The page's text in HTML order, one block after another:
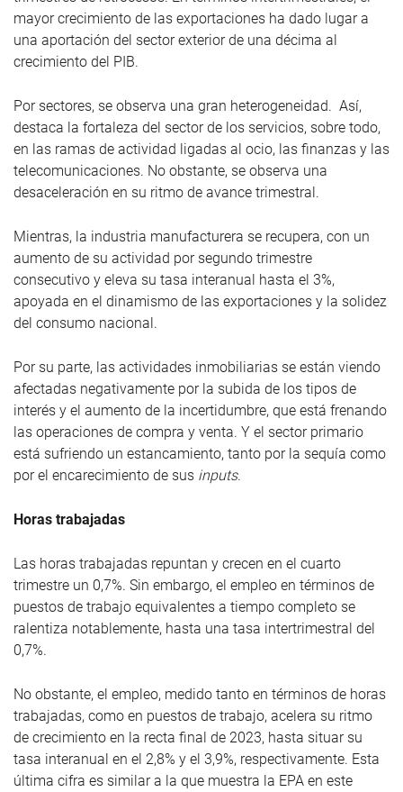
mayor crecimiento de las exportaciones ha dado lugar a
una aportación del sector exterior de una décima al
crecimiento del PIB.
Por sectores, se observa una gran heterogeneidad. Así,
destaca la fortaleza del sector de los servicios, sobre todo,
en las ramas de actividad ligadas al ocio, las finanzas y las
telecomunicaciones. No obstante, se observa una
desaceleración en su ritmo de avance trimestral.
Mientras, la industria manufacturera se recupera, con un
aumento de su actividad por segundo trimestre
consecutivo y eleva su tasa interanual hasta el 3%,
apoyada en el dinamismo de las exportaciones y la solidez
del consumo nacional.
Por su parte, las actividades inmobiliarias se están viendo
afectadas negativamente por la subida de los tipos de
interés y el aumento de la incertidumbre, que está frenando
las operaciones de compra y venta. Y el sector primario
está sufriendo un estancamiento, tanto por la sequía como
por el encarecimiento de sus inputs.
Horas trabajadas
Las horas trabajadas repuntan y crecen en el cuarto
trimestre un 0,7%. Sin embargo, el empleo en términos de
puestos de trabajo equivalentes a tiempo completo se
ralentiza notablemente, hasta una tasa intertrimestral del
0,7%.
No obstante, el empleo, medido tanto en términos de horas
trabajadas, como en puestos de trabajo, acelera su ritmo
de crecimiento en la recta final de 2023, hasta situar su
tasa interanual en el 2,8% y el 3,9%, respectivamente. Esta
última cifra es similar a la que muestra la EPA en este